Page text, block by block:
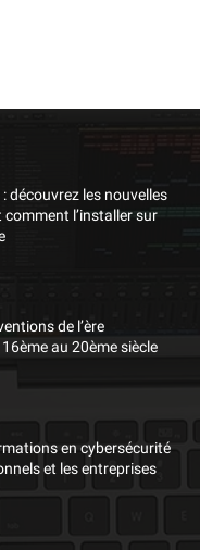
découvrez les nouvelles
l’installer sur
de l’ère
au 20ème siècle
en cybersécurité
et les entreprises